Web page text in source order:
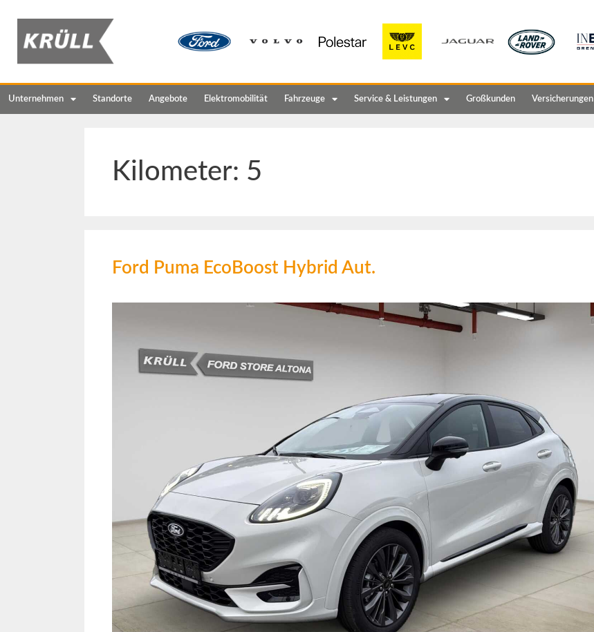
Unternehmen Standorte Angebote Elektromobilität Fahrzeuge Service & Leistungen Großkunden Versicherungen
Kilometer: 5
Ford Puma EcoBoost Hybrid Aut.